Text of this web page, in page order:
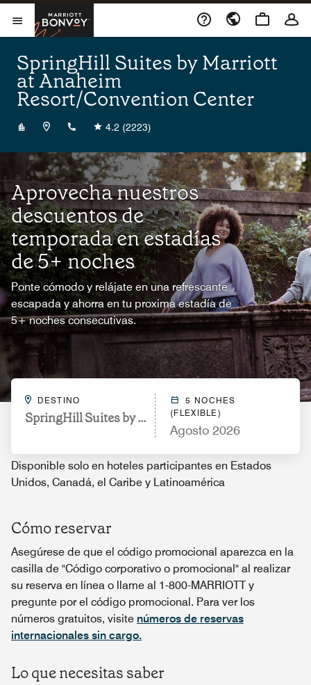
Skip to Content
Abrir el menú
Marriott Bonvoy
SpringHill Suites by Marriott
at Anaheim
Resort/Convention Center
+17145332101
4.2 (2223)
Aprovecha nuestros
descuentos de
temporada en estadías
de 5+ noches
Ponte cómodo y relájate en una refrescante
escapada y ahorra en tu proxima estadía de
5+ noches consecutivas.
DESTINO
SpringHill Suites by Marriott at Anaheim Resort/
5 NOCHES
(FLEXIBLE)
Agosto 2026
Disponible solo en hoteles participantes en Estados
Unidos, Canadá, el Caribe y Latinoamérica
Cómo reservar
Asegúrese de que el código promocional aparezca en la
casilla de "Código corporativo o promocional" al realizar
su reserva en línea o llame al 1-800-MARRIOTT y
pregunte por el código promocional. Para ver los
números gratuitos, visite números de reservas
internacionales sin cargo.
Lo que necesitas saber